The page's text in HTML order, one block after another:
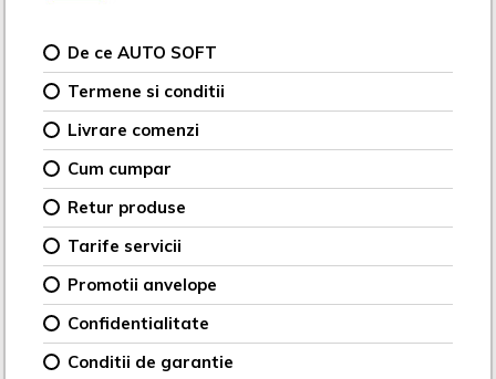
De ce AUTO SOFT
Termene si conditii
Livrare comenzi
Cum cumpar
Retur produse
Tarife servicii
Promotii anvelope
Confidentialitate
Conditii de garantie